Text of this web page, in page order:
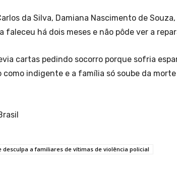
da Silva, Damiana Nascimento de
há dois meses e não pôde ver a
cartas pedindo socorro porque sofria
como indigente e a família só soube da morte
desculpa a familiares de vítimas de violência policial